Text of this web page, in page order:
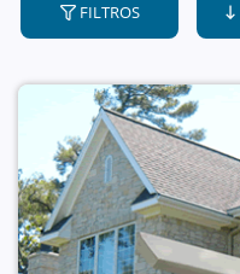
FILTROS